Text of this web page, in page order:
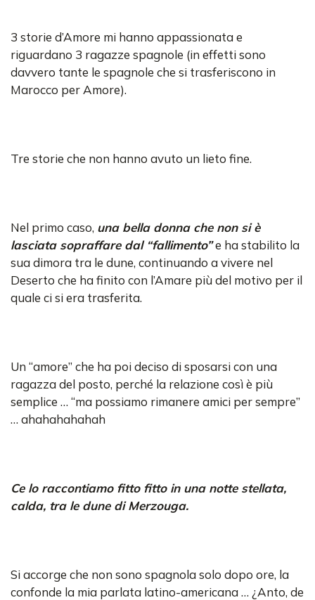
3 storie d’Amore mi hanno appassionata e
riguardano 3 ragazze spagnole (in effetti sono
davvero tante le spagnole che si trasferiscono in
Marocco per Amore).
Tre storie che non hanno avuto un lieto fine.
Nel primo caso, una bella donna che non si è
lasciata sopraffare dal “fallimento”e ha stabilito la
sua dimora tra le dune, continuando a vivere nel
Deserto che ha finito con l’Amare più del motivo per il
quale ci si era trasferita.
Un “amore” che ha poi deciso di sposarsi con una
ragazza del posto, perché la relazione così è più
semplice … “ma possiamo rimanere amici per sempre”
… ahahahahahah
Ce lo raccontiamo fitto fitto in una notte stellata,
calda, tra le dune di Merzouga.
Si accorge che non sono spagnola solo dopo ore, la
confonde la mia parlata latino-americana … ¿Anto, de